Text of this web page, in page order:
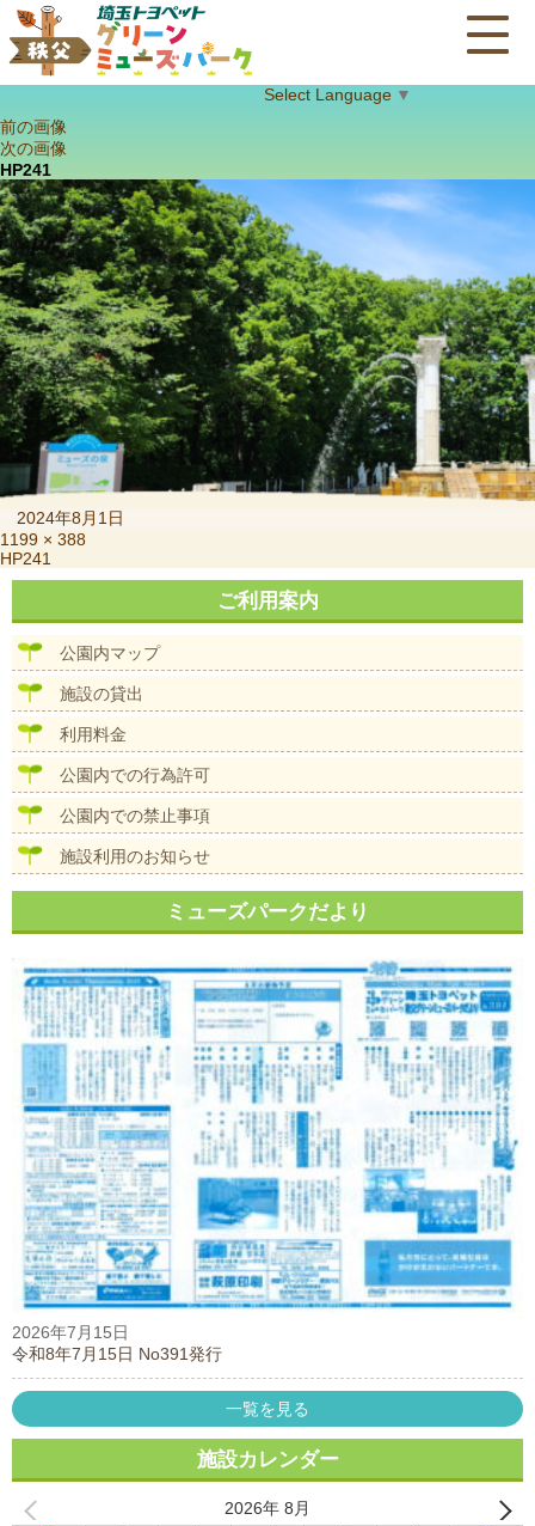
Select Language ▼
前の画像
次の画像
HP241
稿
日:
2024年8月1日
フ
ル
サ
ズ
1199 × 388
投
稿
ビ
ョ
HP241
ご利用案内
公園内マップ
施設の貸出
利用料金
公園内での行為許可
公園内での禁止事項
施設利用のお知らせ
ミューズパークだより
2026年7月15日
令和8年7月15日 No391発行
一覧を見る
施設カレンダー
2026年 8月